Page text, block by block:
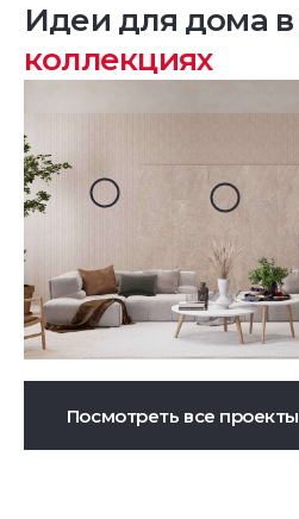
Идеи для дома в
коллекциях
Посмотреть все проекты